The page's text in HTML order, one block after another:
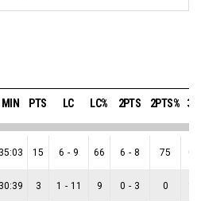
MIN PTS LC LC% 2PTS 2PTS%
35:03 15 6 - 9 66 6 - 8 75 0
30:39 3 1 - 11 9 0 - 3 0 1